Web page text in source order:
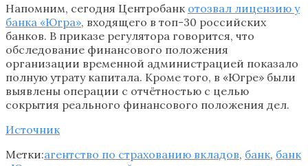
Напомним, сегодня Центробанк отозвал лицензию у
банка «Югра», входящего в топ-30 российских
банков. В приказе регулятора говорится, что
обследование финансового положения
организации временной администрацией показало
полную утрату капитала. Кроме того, в «Югре» были
выявлены операции с отчётностью с целью
сокрытия реального финансового положения дел.
Источник
Метки:агентство по страхованию вкладов, банк, банк